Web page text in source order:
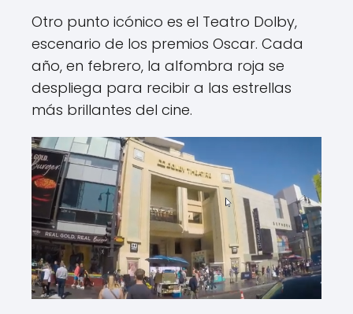
Otro punto icónico es el Teatro Dolby,
escenario de los premios Oscar. Cada
año, en febrero, la alfombra roja se
despliega para recibir a las estrellas
más brillantes del cine.